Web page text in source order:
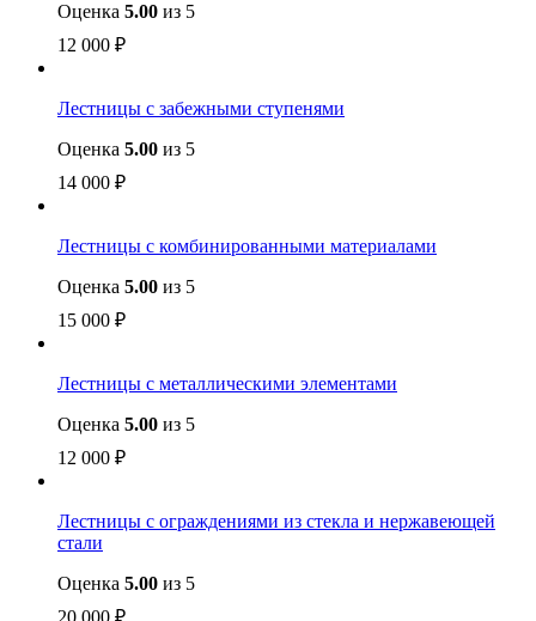
Оценка 5.00 из 5
12 000 ₽
Лестницы с забежными ступенями
Оценка 5.00 из 5
14 000 ₽
Лестницы с комбинированными материалами
Оценка 5.00 из 5
15 000 ₽
Лестницы с металлическими элементами
Оценка 5.00 из 5
12 000 ₽
Лестницы с ограждениями из стекла и нержавеющей
стали
Оценка 5.00 из 5
20 000 ₽